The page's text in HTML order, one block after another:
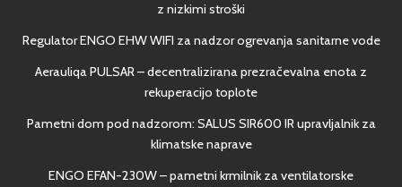
z nizkimi stroški
Regulator ENGO EHW WIFI za nadzor ogrevanja sanitarne vode
Aerauliqa PULSAR – decentralizirana prezračevalna enota z
rekuperacijo toplote
Pametni dom pod nadzorom: SALUS SIR600 IR upravljalnik za
klimatske naprave
ENGO EFAN-230W – pametni krmilnik za ventilatorske